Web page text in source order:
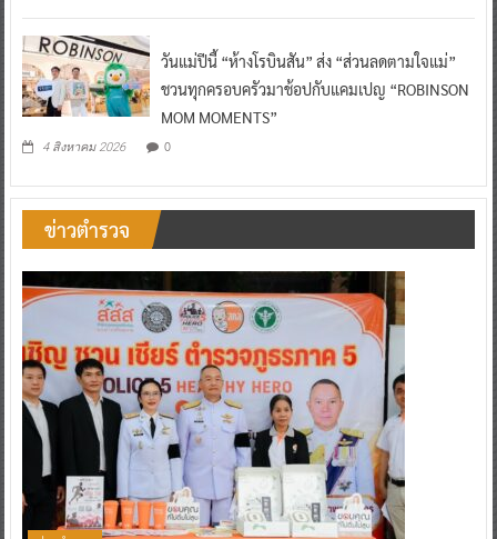
วันแม่ปีนี้ “ห้างโรบินสัน” ส่ง “ส่วนลดตามใจแม่”
ชวนทุกครอบครัวมาช้อปกับแคมเปญ “ROBINSON
MOM MOMENTS”
4 สิงหาคม 2026 0
ข่าวตำรวจ